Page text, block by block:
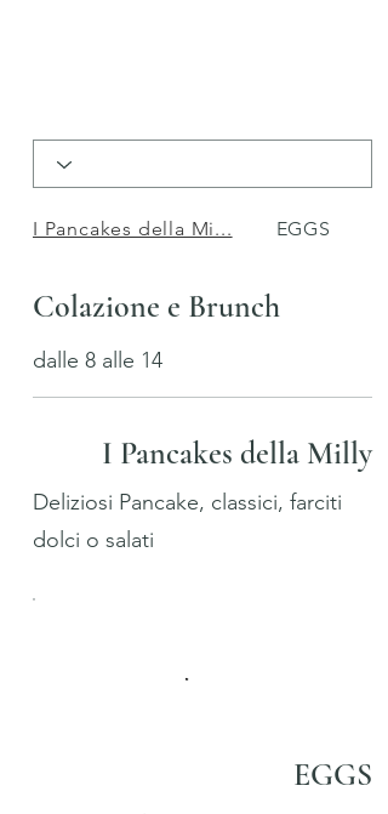
Colazione e Brunch
dalle 8 alle 14
I Pancakes della Milly
Deliziosi Pancake, classici, farciti
dolci o salati
EGGS
I Pancakes della Mi... EGGS